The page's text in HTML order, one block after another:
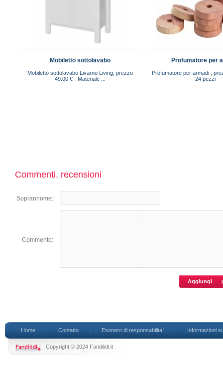
Mobiletto sottolavabo
Mobiletto sottolavabo Livarno Living, prezzo
49.00 € - Materiale ...
Profumatore per
Profumatore per armadi ,
24 pezzi
Commenti, recensioni
Soprannome:
Commento:
Home Contatto Esonero di responsabilita` Informazioni
Copyright © 2024 Fandilidl.it